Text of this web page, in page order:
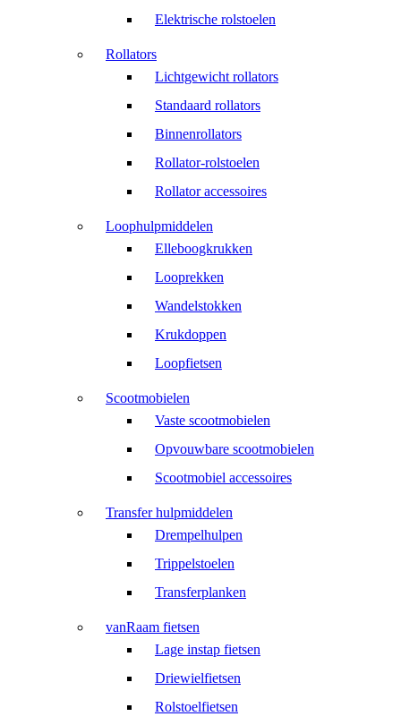
Elektrische rolstoelen
Rollators
Lichtgewicht rollators
Standaard rollators
Binnenrollators
Rollator-rolstoelen
Rollator accessoires
Loophulpmiddelen
Elleboogkrukken
Looprekken
Wandelstokken
Krukdoppen
Loopfietsen
Scootmobielen
Vaste scootmobielen
Opvouwbare scootmobielen
Scootmobiel accessoires
Transfer hulpmiddelen
Drempelhulpen
Trippelstoelen
Transferplanken
vanRaam fietsen
Lage instap fietsen
Driewielfietsen
Rolstoelfietsen